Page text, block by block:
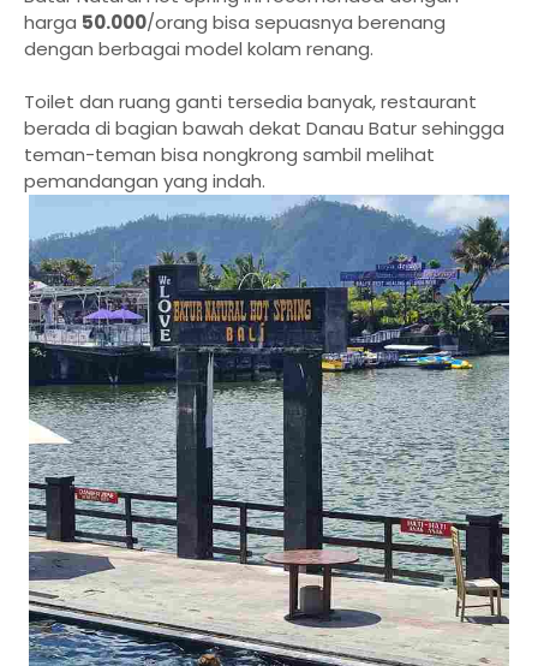
harga 50.000/orang bisa sepuasnya berenang
dengan berbagai model kolam renang.
Toilet dan ruang ganti tersedia banyak, restaurant
berada di bagian bawah dekat Danau Batur sehingga
teman-teman bisa nongkrong sambil melihat
pemandangan yang indah.